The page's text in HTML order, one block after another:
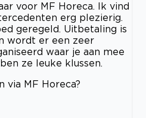
voor MF Horeca. Ik vind
erg plezierig.
geregeld. Uitbetaling is
wordt er een zeer
waar je aan mee
ze leuke klussen.
via MF Horeca?